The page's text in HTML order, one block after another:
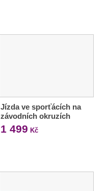
Jízda ve sporťácích na
závodních okruzích
1 499 Kč